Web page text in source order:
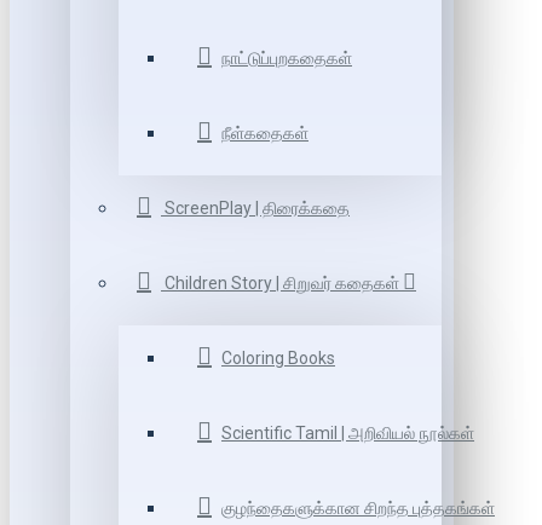
நாட்டுப்புறகதைகள்
நீள்கதைகள்
ScreenPlay | திரைக்கதை
Children Story | சிறுவர் கதைகள்
Coloring Books
Scientific Tamil | அறிவியல் நூல்கள்
குழந்தைகளுக்கான சிறந்த புத்தகங்கள்